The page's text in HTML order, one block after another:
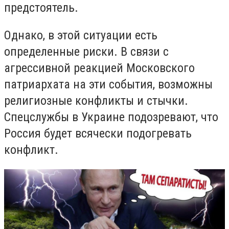
предстоятель.
Однако, в этой ситуации есть
определенные риски. В связи с
агрессивной реакцией Московского
патриархата на эти события, возможны
религиозные конфликты и стычки.
Спецслужбы в Украине подозревают, что
Россия будет всячески подогревать
конфликт.